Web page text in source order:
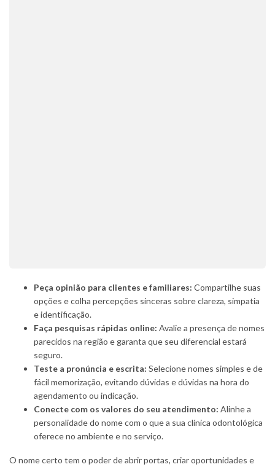
Peça opinião para clientes e familiares: Compartilhe suas
opções e colha percepções sinceras sobre clareza, simpatia
e identificação.
Faça pesquisas rápidas online: Avalie a presença de nomes
parecidos na região e garanta que seu diferencial estará
seguro.
Teste a pronúncia e escrita: Selecione nomes simples e de
fácil memorização, evitando dúvidas e dúvidas na hora do
agendamento ou indicação.
Conecte com os valores do seu atendimento: Alinhe a
personalidade do nome com o que a sua clínica odontológica
oferece no ambiente e no serviço.
O nome certo tem o poder de abrir portas, criar oportunidades e